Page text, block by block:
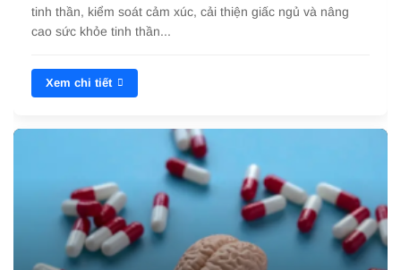
tinh thần, kiểm soát cảm xúc, cải thiện giấc ngủ và nâng
cao sức khỏe tinh thần...
Xem chi tiết